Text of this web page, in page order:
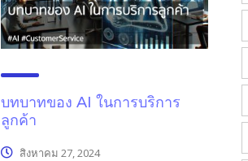
บทบาทของ AI ในการบริการ
ลูกค้า
สิงหาคม 27, 2024